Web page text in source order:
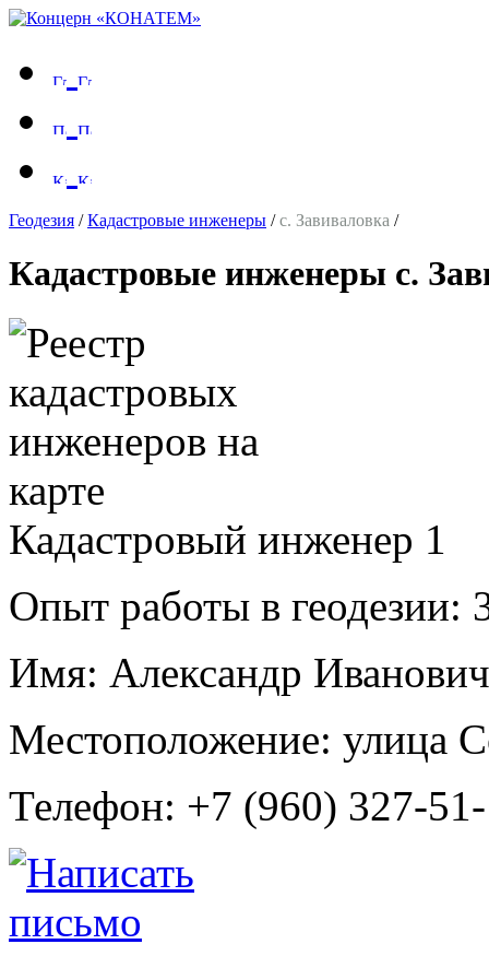
Геодезия /Кадастровые инженеры /с. Завиваловка /
Кадастровые инженеры с.
Кадастровый инженер 1
Опыт работы в геодезии:
Имя: Александр
Местоположение: улица
Телефон: +7 (960) 327-